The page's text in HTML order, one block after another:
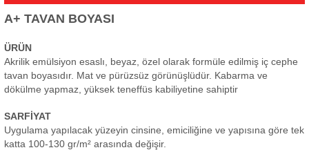
A+ TAVAN BOYASI
ÜRÜN
Akrilik emülsiyon esaslı, beyaz, özel olarak formüle edilmiş iç cephe
tavan boyasıdır. Mat ve pürüzsüz görünüşlüdür. Kabarma ve
dökülme yapmaz, yüksek teneffüs kabiliyetine sahiptir
SARFİYAT
Uygulama yapılacak yüzeyin cinsine, emiciliğine ve yapısına göre tek
katta 100-130 gr/m² arasında değişir.